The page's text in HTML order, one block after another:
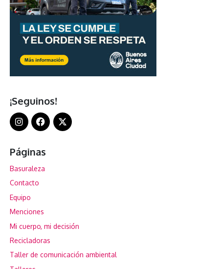
¡Seguinos!
Páginas
Basuraleza
Contacto
Equipo
Menciones
Mi cuerpo, mi decisión
Recicladoras
Taller de comunicación ambiental